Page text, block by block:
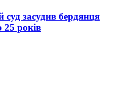
суд засудив бердянця
25 років